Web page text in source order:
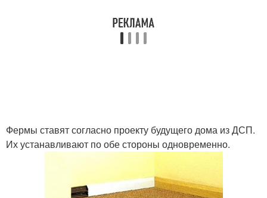
Фермы ставят согласно проекту будущего дома из ДСП.
Их устанавливают по обе стороны одновременно.